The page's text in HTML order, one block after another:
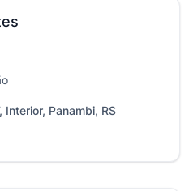
Interior, Panambi, RS